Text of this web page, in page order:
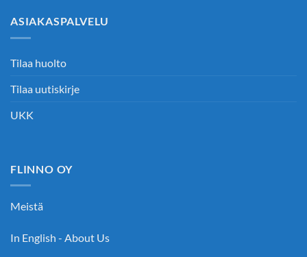
ASIAKASPALVELU
Tilaa huolto
Tilaa uutiskirje
UKK
FLINNO OY
Meistä
In English - About Us